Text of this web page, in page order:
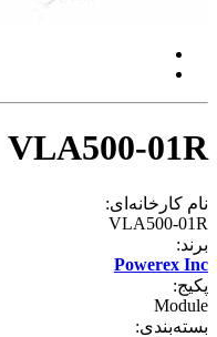
VLA500-01R
نام کارخانه‌ای:
VLA500-01R
برند:
Powerex Inc
پکیج:
Module
بسته‌بندی: